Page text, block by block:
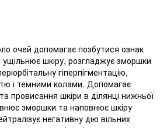
очей допомагає позбутися ознак
ущільнює шкіру, розгладжує зморшки
гіперпігментацію,
і темними колами. Допомагає
провисання шкіри в ділянці нижньої
зморшки та наповнює шкіру
негативну дію вільних